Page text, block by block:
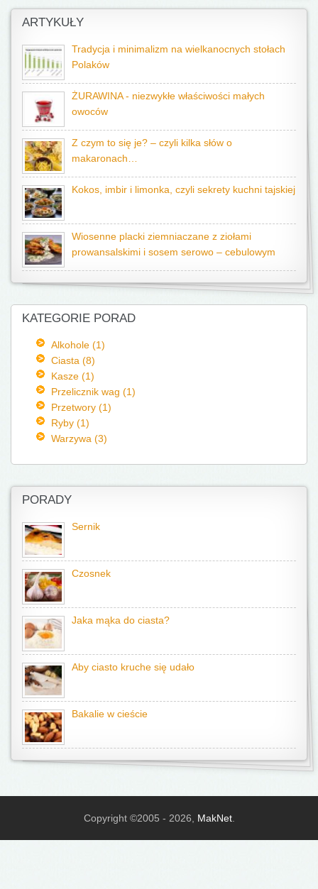
ARTYKUŁY
Tradycja i minimalizm na wielkanocnych stołach
Polaków
ŻURAWINA - niezwykłe właściwości małych
owoców
Z czym to się je? – czyli kilka słów o
makaronach…
Kokos, imbir i limonka, czyli sekrety kuchni tajskiej
Wiosenne placki ziemniaczane z ziołami
prowansalskimi i sosem serowo – cebulowym
KATEGORIE PORAD
Alkohole (1)
Ciasta (8)
Kasze (1)
Przelicznik wag (1)
Przetwory (1)
Ryby (1)
Warzywa (3)
PORADY
Sernik
Czosnek
Jaka mąka do ciasta?
Aby ciasto kruche się udało
Bakalie w cieście
Copyright ©2005 - 2026, MakNet.